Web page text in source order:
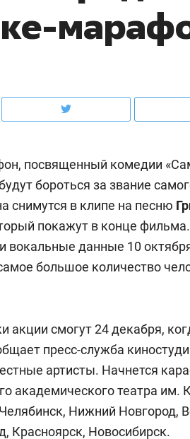
посвященный комедии
бороться за звание
снимутся в клипе на песню
покажут в конце
вокальные данные 10
большое количество
акции смогут 24 декабря,
пресс-служба
артисты. Начнется
академического театра им.
Нижний Новгород,
Красноярск, Новосибирск.
школьной формы о контрафакте,
налогах и развитии без кредитов
«Фороса»: